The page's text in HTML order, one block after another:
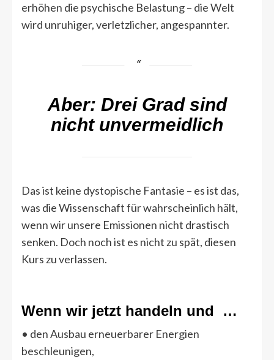
erhöhen die psychische Belastung – die Welt
wird unruhiger, verletzlicher, angespannter.
Aber: Drei Grad sind
nicht unvermeidlich
Das ist keine dystopische Fantasie – es ist das,
was die Wissenschaft für wahrscheinlich hält,
wenn wir unsere Emissionen nicht drastisch
senken. Doch noch ist es nicht zu spät, diesen
Kurs zu verlassen.
Wenn wir jetzt handeln und …
• den Ausbau erneuerbarer Energien
beschleunigen,